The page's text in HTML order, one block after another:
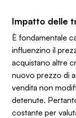
Impatto delle
È fondamentale
influenzino il
acquistano altre
nuovo prezzo di
vendita non
detenute.
costante per